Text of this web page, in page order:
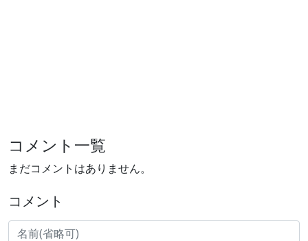
コメント一覧
まだコメントはありません。
コメント